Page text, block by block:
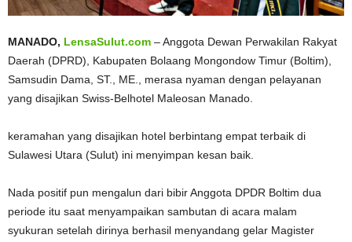
MANADO, LensaSulut.com – Anggota Dewan Perwakilan Rakyat
Daerah (DPRD), Kabupaten Bolaang Mongondow Timur (Boltim),
Samsudin Dama, ST., ME., merasa nyaman dengan pelayanan
yang disajikan Swiss-Belhotel Maleosan Manado.
keramahan yang disajikan hotel berbintang empat terbaik di
Sulawesi Utara (Sulut) ini menyimpan kesan baik.
Nada positif pun mengalun dari bibir Anggota DPDR Boltim dua
periode itu saat menyampaikan sambutan di acara malam
syukuran setelah dirinya berhasil menyandang gelar Magister